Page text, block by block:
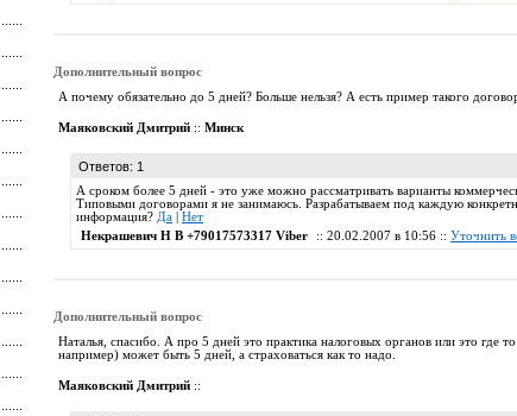
Дополнительный вопрос
А почему обязательно до 5 дней? Больше нельзя? А есть пример такого
Маяковский Дмитрий :: Минск
Ответов: 1
А сроком более 5 дней - это уже можно рассматривать варианты
Типовыми договорами я не занимаюсь. Разрабатываем под каждую
информация? Да
Нет
Некрашевич Н В +79017573317 Viber
:: 20.02.2007 в 10:56 :: Уточнить
Дополнительный вопрос
Наталья, спасибо. А про 5 дней это практика налоговых органов или это где
например) может быть 5 дней, а страховаться как то надо.
Маяковский Дмитрий ::